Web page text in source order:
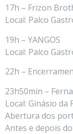
17h – Frizon
Local: Palco
19h – YANGOS
Local: Palco
22h –
23h50min –
Local: Ginásio
Abertura dos
Antes e depois